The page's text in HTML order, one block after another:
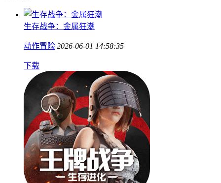
生存战争：金属狂潮
动作冒险|2026-06-01 14:58:35
下载